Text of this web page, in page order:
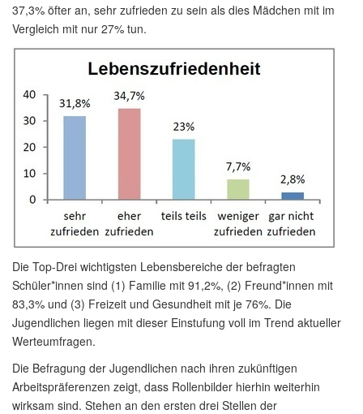
37,3% öfter an, sehr zufrieden zu sein als dies Mädchen mit im
Vergleich mit nur 27% tun.
Die Top-Drei wichtigsten Lebensbereiche der befragten
Schüler*innen sind (1) Familie mit 91,2%, (2) Freund*innen mit
83,3% und (3) Freizeit und Gesundheit mit je 76%. Die
Jugendlichen liegen mit dieser Einstufung voll im Trend aktueller
Werteumfragen.
Die Befragung der Jugendlichen nach ihren zukünftigen
Arbeitspräferenzen zeigt, dass Rollenbilder hierhin weiterhin
wirksam sind. Stehen an den ersten drei Stellen der